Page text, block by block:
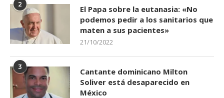
2
El Papa sobre la eutanasia: «No
podemos pedir a los sanitarios que
maten a sus pacientes»
21/10/2022
3
Cantante dominicano Milton
Soliver está desaparecido en
México